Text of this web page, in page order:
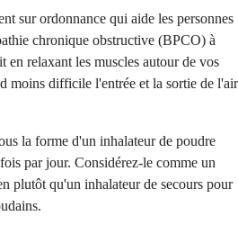
sur ordonnance qui aide les personnes
chronique obstructive (BPCO) à
en relaxant les muscles autour de vos
moins difficile l'entrée et la sortie de l'air
la forme d'un inhalateur de poudre
par jour. Considérez-le comme un
plutôt qu'un inhalateur de secours pour